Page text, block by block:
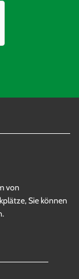
von
Sie können